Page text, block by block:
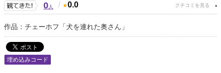
0人 / 0.0
作品：チェーホフ「犬を連れた奥さん」
埋め込みコード